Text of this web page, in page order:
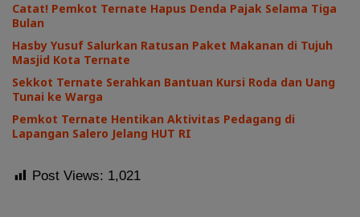
Catat! Pemkot Ternate Hapus Denda Pajak Selama Tiga
Bulan
Hasby Yusuf Salurkan Ratusan Paket Makanan di Tujuh
Masjid Kota Ternate
Sekkot Ternate Serahkan Bantuan Kursi Roda dan Uang
Tunai ke Warga
Pemkot Ternate Hentikan Aktivitas Pedagang di
Lapangan Salero Jelang HUT RI
Post Views: 1,021